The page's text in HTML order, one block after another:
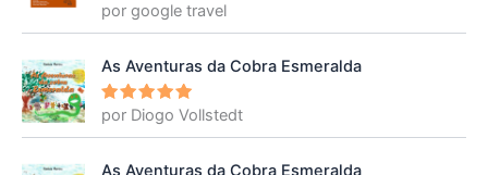
Avalia
ção3
por google travel
As Aventuras da Cobra Esmeralda
Avaliação
5
por Diogo Vollstedt
As Aventuras da Cobra Esmeralda